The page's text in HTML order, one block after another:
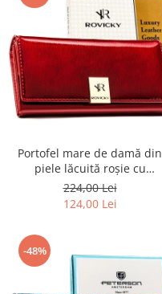
Portofel mare de damă din
piele lăcuită roșie cu
închidere cu capsă - Rovicky
224,00 Lei
124,00 Lei
-48%